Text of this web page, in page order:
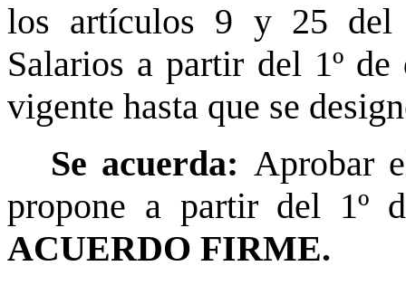
los artículos 9 y 25 del
Salarios a partir del 1º
vigente hasta que se
Se acuerda: Aprobar
propone a partir del 1º
ACUERDO FIRME.